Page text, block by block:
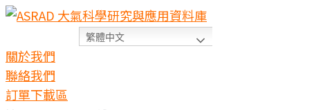
Skip
content
繁體中文
關於我們
聯絡我們
訂單下載區